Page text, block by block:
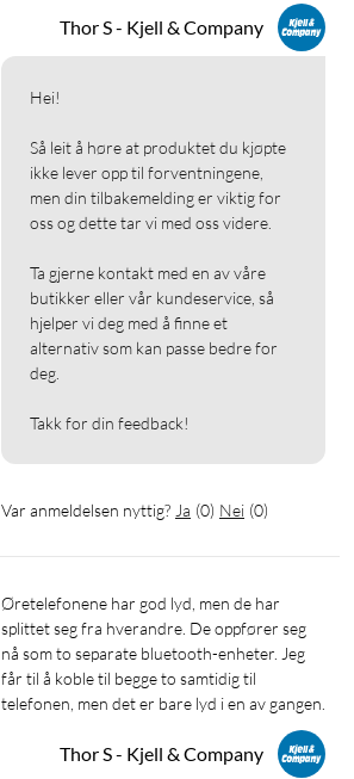
Thor S - Kjell & Company
Hei!
Så leit å høre at produktet du kjøpte
ikke lever opp til forventningene,
men din tilbakemelding er viktig for
oss og dette tar vi med oss videre.
Ta gjerne kontakt med en av våre
butikker eller vår kundeservice, så
hjelper vi deg med å finne et
alternativ som kan passe bedre for
deg.
Takk for din feedback!
Var anmeldelsen nyttig? Ja (0) Nei (0)
Øretelefonene har god lyd, men de har
splittet seg fra hverandre. De oppfører seg
nå som to separate bluetooth-enheter. Jeg
får til å koble til begge to samtidig til
telefonen, men det er bare lyd i en av gangen.
Thor S - Kjell & Company